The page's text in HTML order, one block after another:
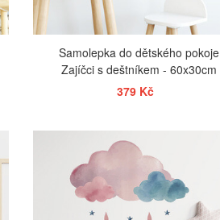
Samolepka do dětského pokoje
Zajíčci s deštníkem - 60x30cm
379 Kč
ZOBRAZIT